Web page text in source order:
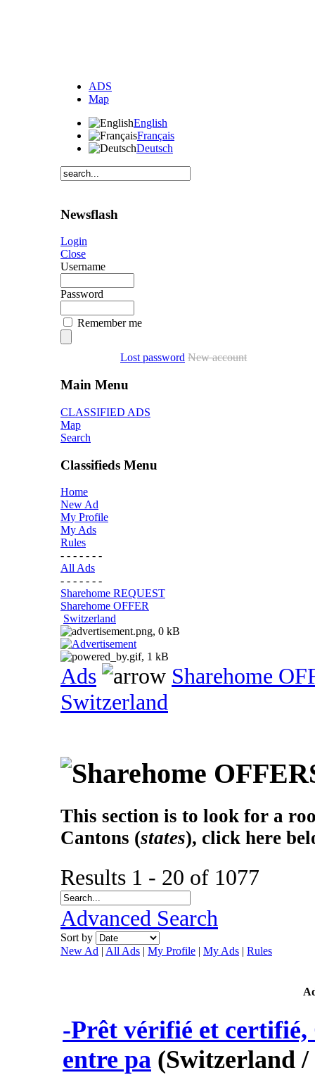
ADS
Map
English
Français
Deutsch
Newsflash
Login
Close
Username
Password
Remember me
Lost password New account
Main Menu
CLASSIFIED ADS
Map
Search
Classifieds Menu
Home
New Ad
My Profile
My Ads
Rules
- - - - - - -
All Ads
- - - - - - -
Sharehome REQUEST
Sharehome OFFER
Switzerland
Ads
Sharehome
Switzerland
This section is to look for a
Cantons (states), click here
Results 1 - 20 of 1077
Advanced Search
Sort by
New Ad | All Ads | My Profile | My Ads | Rules
-Prêt vérifié et certifié,
entre pa (Switzerland